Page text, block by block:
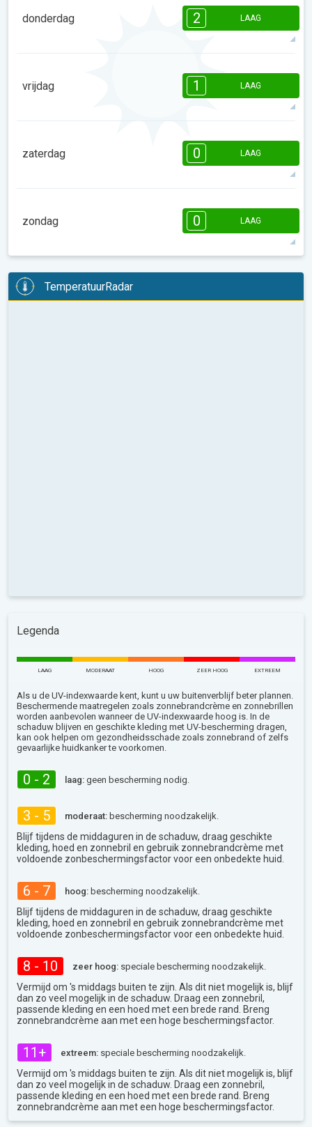
donderdag 2 LAAG
14:00
vrijdag 1 LAAG
14:00
16°
zaterdag 0 LAAG
14:00 16:00 18:00
21:05 14°
zondag 0 LAAG
08:00
1 u 03:03 21:00 13°
TemperatuurRadar
Legenda
LAAG MODERAAT HOOG ZEER HOOG EXTREEM
Als u de UV-indexwaarde kent, kunt u uw buitenverblijf beter plannen.
Beschermende maatregelen zoals zonnebrandcrème en zonnebrillen
worden aanbevolen wanneer de UV-indexwaarde hoog is. In de
schaduw blijven en geschikte kleding met UV-bescherming dragen,
kan ook helpen om gezondheidsschade zoals zonnebrand of zelfs
gevaarlijke huidkanker te voorkomen.
0 - 2 laag: geen bescherming nodig.
3 - 5 moderaat: bescherming noodzakelijk.
Blijf tijdens de middaguren in de schaduw, draag geschikte
kleding, hoed en zonnebril en gebruik zonnebrandcrème met
voldoende zonbeschermingsfactor voor een onbedekte huid.
6 - 7 hoog: bescherming noodzakelijk.
Blijf tijdens de middaguren in de schaduw, draag geschikte
kleding, hoed en zonnebril en gebruik zonnebrandcrème met
voldoende zonbeschermingsfactor voor een onbedekte huid.
8 - 10 zeer hoog: speciale bescherming noodzakelijk.
Vermijd om 's middags buiten te zijn. Als dit niet mogelijk is, blijf
dan zo veel mogelijk in de schaduw. Draag een zonnebril,
passende kleding en een hoed met een brede rand. Breng
zonnebrandcrème aan met een hoge beschermingsfactor.
11+ extreem: speciale bescherming noodzakelijk.
Vermijd om 's middags buiten te zijn. Als dit niet mogelijk is, blijf
dan zo veel mogelijk in de schaduw. Draag een zonnebril,
passende kleding en een hoed met een brede rand. Breng
zonnebrandcrème aan met een hoge beschermingsfactor.